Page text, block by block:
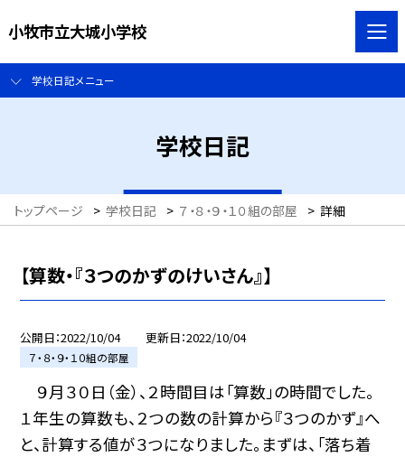
小牧市立大城小学校
学校日記メニュー
学校日記
トップページ > 学校日記 > ７・８・９・１０組の部屋 > 詳細
【算数・『３つのかずのけいさん』】
公開日 2022/10/04 更新日 2022/10/04
７・８・９・１０組の部屋
９月３０日（金）、２時間目は「算数」の時間でした。
１年生の算数も、２つの数の計算から『３つのかず』へ
と、計算する値が３つになりました。まずは、「落ち着